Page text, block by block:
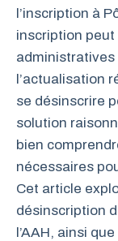
l’inscription à
inscription peut
administratives
l’actualisation
se désinscrire
solution
bien
nécessaires
Cet article
désinscription
l’AAH, ainsi